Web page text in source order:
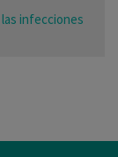
infecciones